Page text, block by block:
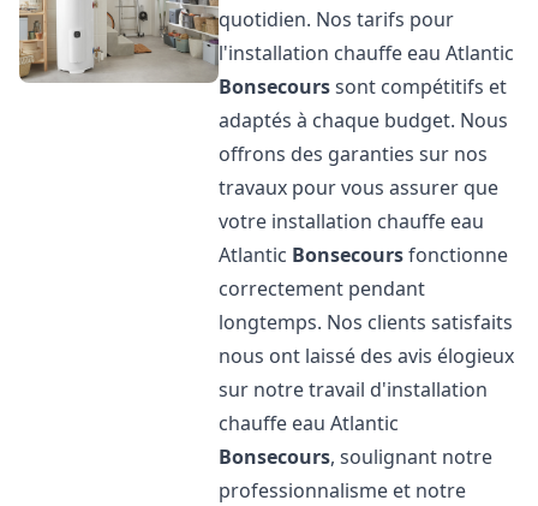
quotidien. Nos tarifs pour
l'installation chauffe eau Atlantic
Bonsecourssont compétitifs et
adaptés à chaque budget. Nous
offrons des garanties sur nos
travaux pour vous assurer que
votre installation chauffe eau
Atlantic Bonsecoursfonctionne
correctement pendant
longtemps. Nos clients satisfaits
nous ont laissé des avis élogieux
sur notre travail d'installation
chauffe eau Atlantic
Bonsecours, soulignant notre
professionnalisme et notre